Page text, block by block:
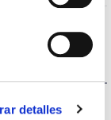
detalles